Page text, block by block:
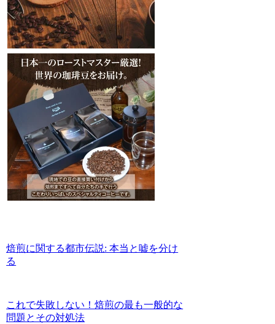
焙煎に関する都市伝説: 本当と嘘を分け
る
これで失敗しない！焙煎の最も一般的な
問題とその対処法